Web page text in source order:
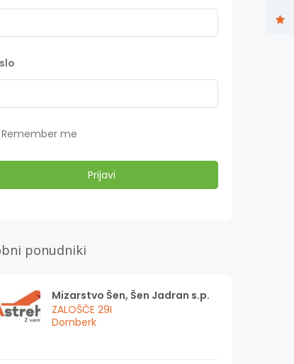
Remember me
ponudniki
Mizarstvo Šen, Šen Jadran s.p.
ZALOŠČE 29I
Dornberk